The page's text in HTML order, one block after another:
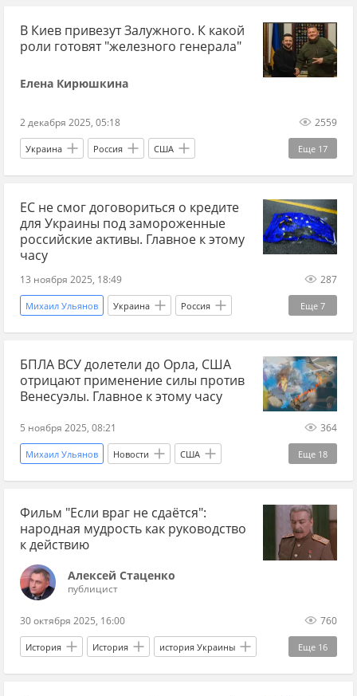
Киев Мазепа Филипп Орлик Петр I
Екатерина II казаки
Речь Посполитая Польша
Российская империя
В Киев привезут Залужного. К какой
роли готовят "железного генерала"
Елена Кирюшкина
2 декабря 2025, 05:18 2559
Еще 17
Украина Россия США
Валерий Залужный Владимир Зеленский
Вооруженные силы Украины НАТО ЕС
Эксклюзив ВСУ Офис президента
Банковая
ЕС не смог договориться о кредите
для Украины под замороженные
российские активы. Главное к этому
часу
13 ноября 2025, 18:49 287
Еще 7
Михаил Ульянов Украина Россия
Китай Рафаэль Гросси Си Цзиньпин
МИД Минобороны "Рубикон"
Новости
БПЛА ВСУ долетели до Орла, США
отрицают применение силы против
Венесуэлы. Главное к этому часу
5 ноября 2025, 08:21 364
Еще 18
Михаил Ульянов Новости США
Украина Венесуэла Дональд Трамп
Николас Мадуро Вооруженные силы Украины
"Ахмат" Росавиация БПЛА сегодня
атака БПЛА Россия
НАТО Калининградская область
боеприпасы СВО
международные отношения
Фильм "Если враг не сдаётся":
народная мудрость как руководство
к действию
Алексей Стаценко
публицист
30 октября 2025, 16:00 760
Еще 16
История История история Украины
история СССР СССР УССР Украина